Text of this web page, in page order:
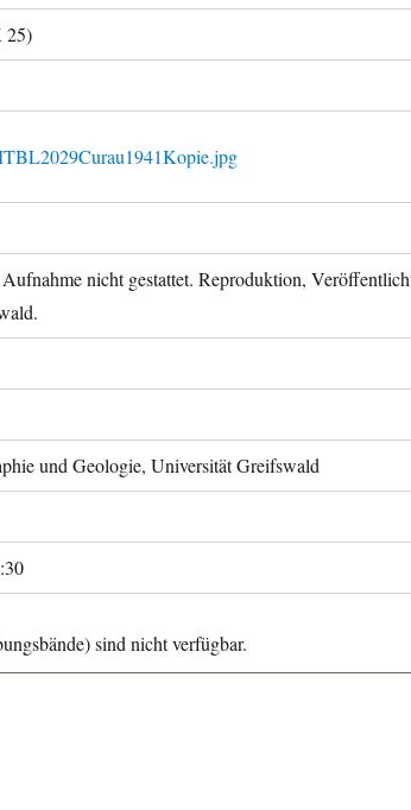
25)
nicht gestattet. Reproduktion,
und Geologie, Universität Greifswald
sind nicht verfügbar.